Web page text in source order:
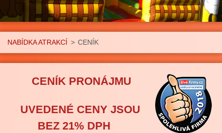
NABÍDKA ATRAKCÍ > CENÍK
CENÍK PRONÁJMU
UVEDENÉ CENY JSOU
BEZ 21% DPH